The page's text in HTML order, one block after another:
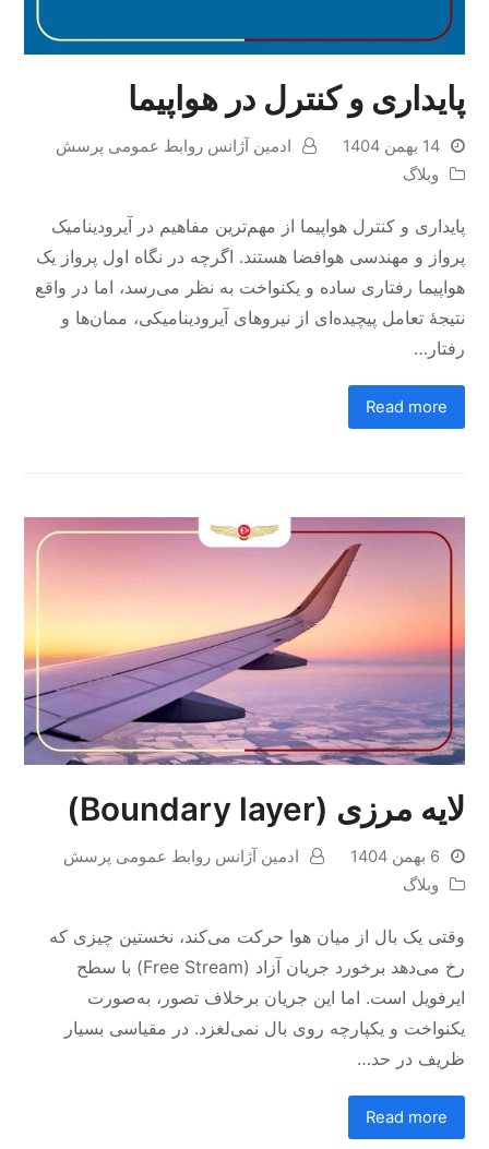
پایداری و کنترل در هواپیما
14 بهمن 1404
ادمین آژانس روابط عمومی پرسش
وبلاگ
پایداری و کنترل هواپیما از مهم‌ترین مفاهیم در آیرودینامیک
پرواز و مهندسی هوافضا هستند. اگرچه در نگاه اول پرواز یک
هواپیما رفتاری ساده و یکنواخت به نظر می‌رسد، اما در واقع
نتیجهٔ تعامل پیچیده‌ای از نیروهای آیرودینامیکی، ممان‌ها و
رفتار…
Read more
لایه مرزی (Boundary layer)
6 بهمن 1404
ادمین آژانس روابط عمومی پرسش
وبلاگ
وقتی یک بال از میان هوا حرکت می‌کند، نخستین چیزی که
رخ می‌دهد برخورد جریان آزاد (Free Stream) با سطح
ایرفویل است. اما این جریان برخلاف تصور، به‌صورت
یکنواخت و یکپارچه روی بال نمی‌لغزد. در مقیاسی بسیار
ظریف در حد…
Read more